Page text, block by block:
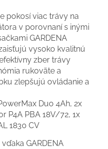
pokosí viac trávy na
v porovnaní s inými
GARDENA
vysoko kvalitnú
zber trávy
rukoväte a
zlepšujú ovládanie a
Duo 4Ah, 2x
P4A PBA 18V/72, 1x
1830 CV
GARDENA